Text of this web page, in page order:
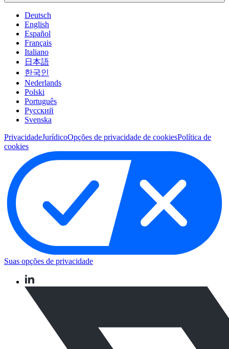
Deutsch
English
Español
Français
Italiano
日本語
한국인
Nederlands
Polski
Português
Pусский
Svenska
PrivacidadeJurídicoOpções de privacidade de cookiesPolítica de
cookies
Suas opções de privacidade